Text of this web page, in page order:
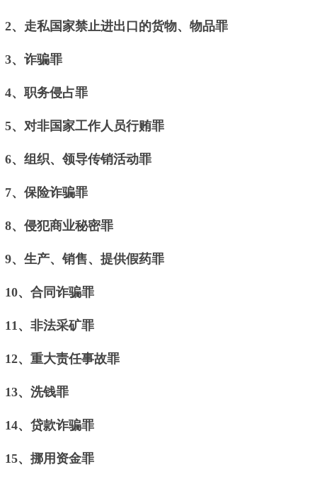
2、走私国家禁止进出口的货物、物品罪
3、诈骗罪
4、职务侵占罪
5、对非国家工作人员行贿罪
6、组织、领导传销活动罪
7、保险诈骗罪
8、侵犯商业秘密罪
9、生产、销售、提供假药罪
10、合同诈骗罪
11、非法采矿罪
12、重大责任事故罪
13、洗钱罪
14、贷款诈骗罪
15、挪用资金罪